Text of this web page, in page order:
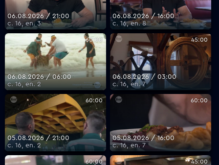
06.08.2026 / 21:00
с. 16, еп. 3
06.08.2026 / 16:00
с. 16, еп. 8
60:00
06.08.2026 / 06:00
с. 16, еп. 2
45:00
06.08.2026 / 03:00
с. 16, еп. 7
60:00
05.08.2026 / 21:00
с. 16, еп. 2
60:00
05.08.2026 / 16:00
с. 16, еп. 7
60:00 45:00